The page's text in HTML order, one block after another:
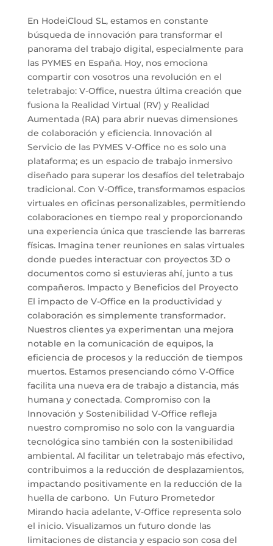
En HodeiCloud SL, estamos en constante
búsqueda de innovación para transformar el
panorama del trabajo digital, especialmente para
las PYMES en España. Hoy, nos emociona
compartir con vosotros una revolución en el
teletrabajo: V-Office, nuestra última creación que
fusiona la Realidad Virtual (RV) y Realidad
Aumentada (RA) para abrir nuevas dimensiones
de colaboración y eficiencia. Innovación al
Servicio de las PYMES V-Office no es solo una
plataforma; es un espacio de trabajo inmersivo
diseñado para superar los desafíos del teletrabajo
tradicional. Con V-Office, transformamos espacios
virtuales en oficinas personalizables, permitiendo
colaboraciones en tiempo real y proporcionando
una experiencia única que trasciende las barreras
físicas. Imagina tener reuniones en salas virtuales
donde puedes interactuar con proyectos 3D o
documentos como si estuvieras ahí, junto a tus
compañeros. Impacto y Beneficios del Proyecto
El impacto de V-Office en la productividad y
colaboración es simplemente transformador.
Nuestros clientes ya experimentan una mejora
notable en la comunicación de equipos, la
eficiencia de procesos y la reducción de tiempos
muertos. Estamos presenciando cómo V-Office
facilita una nueva era de trabajo a distancia, más
humana y conectada. Compromiso con la
Innovación y Sostenibilidad V-Office refleja
nuestro compromiso no solo con la vanguardia
tecnológica sino también con la sostenibilidad
ambiental. Al facilitar un teletrabajo más efectivo,
contribuimos a la reducción de desplazamientos,
impactando positivamente en la reducción de la
huella de carbono. Un Futuro Prometedor
Mirando hacia adelante, V-Office representa solo
el inicio. Visualizamos un futuro donde las
limitaciones de distancia y espacio son cosa del